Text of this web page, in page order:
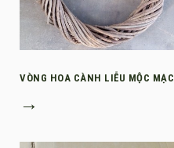
VÒNG HOA CÀNH LIỄU MỘC MẠC
→